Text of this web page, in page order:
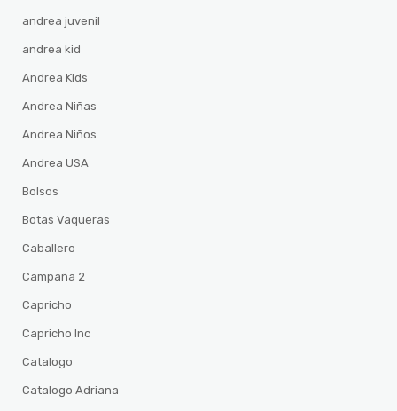
andrea juvenil
andrea kid
Andrea Kids
Andrea Niñas
Andrea Niños
Andrea USA
Bolsos
Botas Vaqueras
Caballero
Campaña 2
Capricho
Capricho Inc
Catalogo
Catalogo Adriana